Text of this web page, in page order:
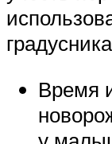
Время